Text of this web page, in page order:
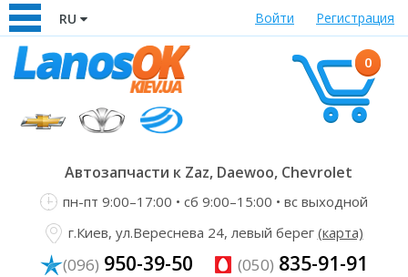
RU Войти Регистрация
0
Автозапчасти к Zaz, Daewoo, Chevrolet
пн-пт 9:00–17:00 • сб 9:00–15:00 • вс выходной
г.Киев, ул.Вереснева 24, левый берег (карта)
(096) 950-39-50 (050) 835-91-91